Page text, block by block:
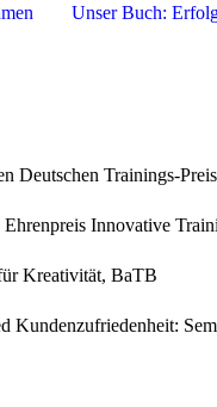
Unser Buch:
Deutschen Trainings-
Innovative
Kreativität, BaTB
Kundenzufriedenheit: